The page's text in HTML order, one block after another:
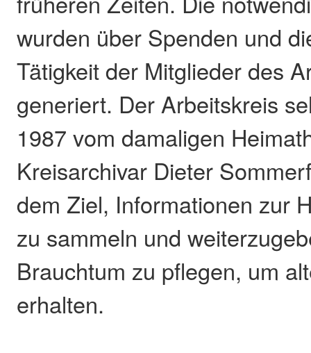
wurden über Spenden und
Tätigkeit der Mitglieder des
generiert. Der Arbeitskreis
1987 vom damaligen
Kreisarchivar Dieter
dem Ziel, Informationen zur
zu sammeln und
Brauchtum zu pflegen, um
erhalten.